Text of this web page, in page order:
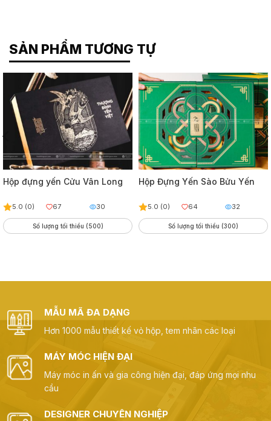
SẢN PHẨM TƯƠNG TỰ
Hộp đựng yến Cửu Vân Long
5.0 (0) 67 30
Số lượng tối thiểu (500)
Hộp Đựng Yến Sào Bửu Yến
5.0 (0) 64 32
Số lượng tối thiểu (300)
MẪU MÃ ĐA DẠNG
Hơn 1000 mẫu thiết kế vỏ hộp, tem nhãn các loại
MÁY MÓC HIỆN ĐẠI
Máy móc in ấn và gia công hiện đại, đáp ứng mọi nhu
cầu
DESIGNER CHUYÊN NGHIỆP